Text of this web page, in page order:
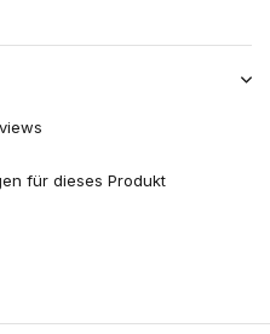
für dieses Produkt